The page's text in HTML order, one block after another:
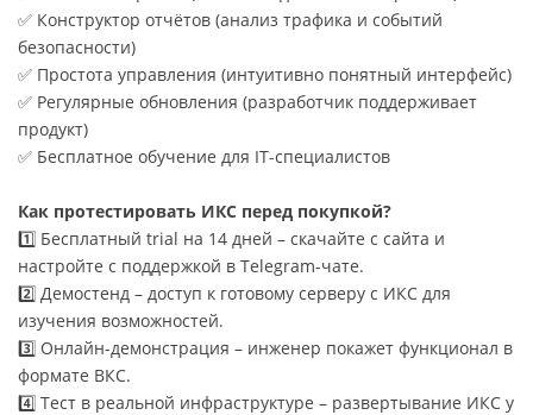
✅ Конструктор отчётов (анализ трафика и событий
безопасности)
✅ Простота управления (интуитивно понятный интерфейс)
✅ Регулярные обновления (разработчик поддерживает
продукт)
✅ Бесплатное обучение для IT-специалистов
Как протестировать ИКС перед покупкой?
1️⃣ Бесплатный trial на 14 дней – скачайте с сайта и
настройте с поддержкой в Telegram-чате.
2️⃣ Демостенд – доступ к готовому серверу с ИКС для
изучения возможностей.
3️⃣ Онлайн-демонстрация – инженер покажет функционал в
формате ВКС.
4️⃣ Тест в реальной инфраструктуре – развертывание ИКС у